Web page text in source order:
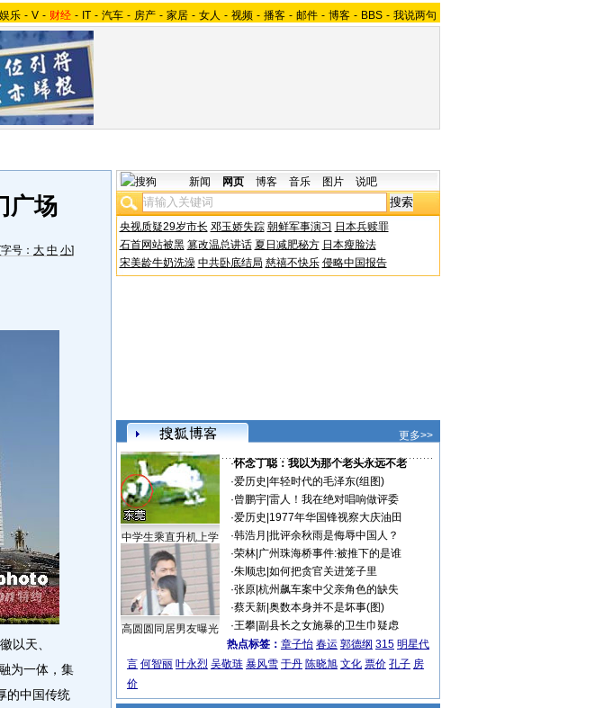
娱乐 - V - 财经 - IT - 汽车 - 房产 - 家居 - 女人 - 视频 - 播客 - 邮件 - 博客 - BBS - 我说两句
广场
号： 大 中 小]
以天、
为一体，集
的中国传统
新闻 网页 博客 音乐 图片 说吧
央视质疑29岁市长 邓玉娇失踪 朝鲜军事演习 日本兵赎罪
石首网站被黑 篡改温总讲话 夏日减肥秘方 日本瘦脸法
宋美龄牛奶洗澡 中共卧底结局 慈禧不快乐 侵略中国报告
更多>>
中学生乘直升机上学
高圆圆同居男友曝光
·怀念丁聪：我以为那个老头永远不老
·爱历史 年轻时代的毛泽东(组图)
·曾鹏宇| 雷人！我在绝对唱响做评委
·爱历史 1977年华国锋视察大庆油田
·韩浩月 批评余秋雨是侮辱中国人？
·荣林| 广州珠海桥事件:被推下的是谁
·朱顺忠 如何把贪官关进笼子里
·张原| 杭州飙车案中父亲角色的缺失
·蔡天新| 奥数本身并不是坏事(图)
·王攀| 副县长之女施暴的卫生巾疑虑
热点标签： 章子怡 春运 郭德纲 315 明星代
言 何智丽 叶永烈 吴敬琏 暴风雪 于丹 陈晓旭 文化 票价 孔子 房
价